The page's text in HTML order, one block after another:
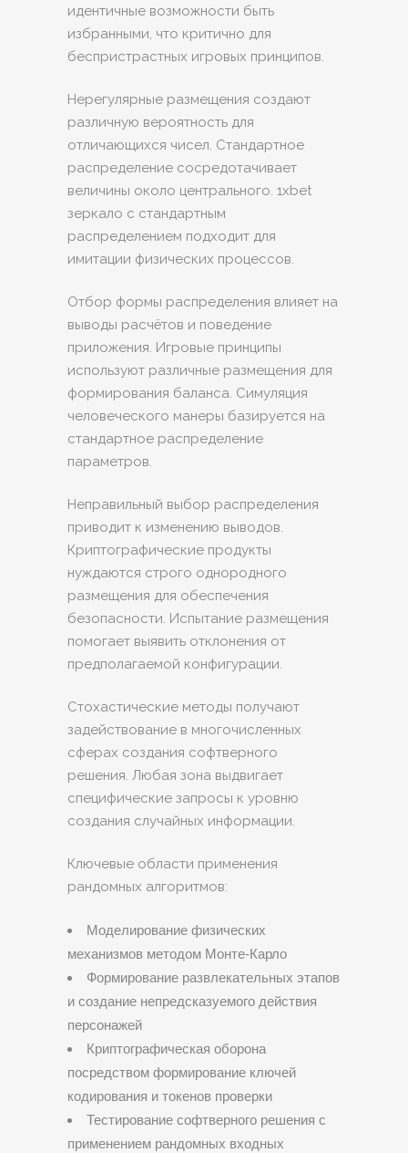
идентичные возможности быть
избранными, что критично для
беспристрастных игровых принципов.
Нерегулярные размещения создают
различную вероятность для
отличающихся чисел. Стандартное
распределение сосредотачивает
величины около центрального. 1xbet
зеркало с стандартным
распределением подходит для
имитации физических процессов.
Отбор формы распределения влияет на
выводы расчётов и поведение
приложения. Игровые принципы
используют различные размещения для
формирования баланса. Симуляция
человеческого манеры базируется на
стандартное распределение
параметров.
Неправильный выбор распределения
приводит к изменению выводов.
Криптографические продукты
нуждаются строго однородного
размещения для обеспечения
безопасности. Испытание размещения
помогает выявить отклонения от
предполагаемой конфигурации.
Стохастические методы получают
задействование в многочисленных
сферах создания софтверного
решения. Любая зона выдвигает
специфические запросы к уровню
создания случайных информации.
Ключевые области применения
рандомных алгоритмов:
Моделирование физических
механизмов методом Монте-Карло
Формирование развлекательных этапов
и создание непредсказуемого действия
персонажей
Криптографическая оборона
посредством формирование ключей
кодирования и токенов проверки
Тестирование софтверного решения с
применением рандомных входных